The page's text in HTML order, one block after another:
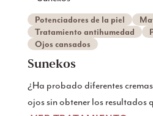
Potenciadores de la piel
Tratamiento antihumedad
Ojos cansados
Sunekos
¿Ha probado diferentes
ojos sin obtener los resultados